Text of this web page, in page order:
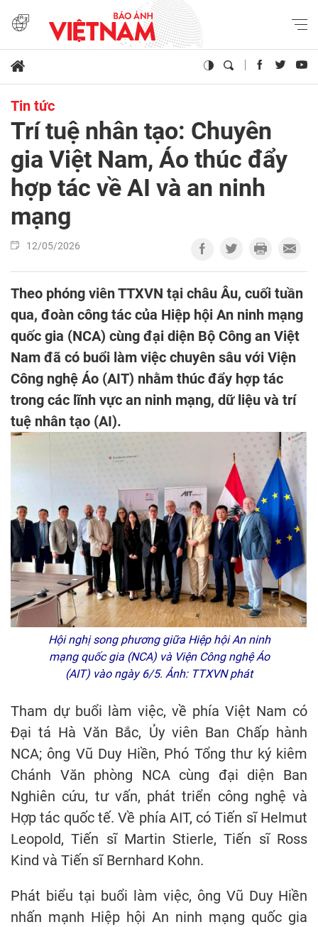
Tin tức
Trí tuệ nhân tạo: Chuyên
gia Việt Nam, Áo thúc đẩy
hợp tác về AI và an ninh
mạng
12/05/2026
Theo phóng viên TTXVN tại châu Âu, cuối tuần
qua, đoàn công tác của Hiệp hội An ninh mạng
quốc gia (NCA) cùng đại diện Bộ Công an Việt
Nam đã có buổi làm việc chuyên sâu với Viện
Công nghệ Áo (AIT) nhằm thúc đẩy hợp tác
trong các lĩnh vực an ninh mạng, dữ liệu và trí
tuệ nhân tạo (AI).
Hội nghị song phương giữa Hiệp hội An ninh
mạng quốc gia (NCA) và Viện Công nghệ Áo
(AIT) vào ngày 6/5. Ảnh: TTXVN phát
Tham dự buổi làm việc, về phía Việt Nam có
Đại tá Hà Văn Bắc, Ủy viên Ban Chấp hành
NCA; ông Vũ Duy Hiền, Phó Tổng thư ký kiêm
Chánh Văn phòng NCA cùng đại diện Ban
Nghiên cứu, tư vấn, phát triển công nghệ và
Hợp tác quốc tế. Về phía AIT, có Tiến sĩ Helmut
Leopold, Tiến sĩ Martin Stierle, Tiến sĩ Ross
Kind và Tiến sĩ Bernhard Kohn.
Phát biểu tại buổi làm việc, ông Vũ Duy Hiền
nhấn mạnh Hiệp hội An ninh mạng quốc gia